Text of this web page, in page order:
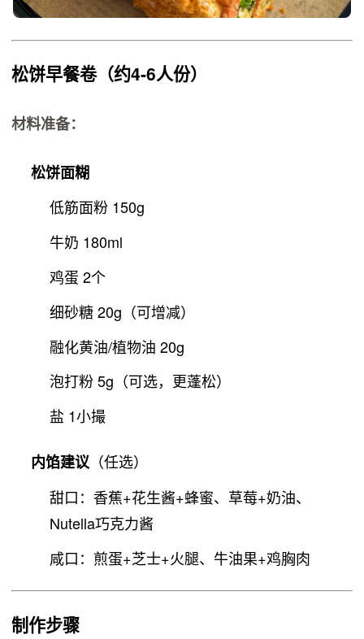
松饼早餐卷（约4-6人份）
材料准备：
松饼面糊
低筋面粉 150g
牛奶 180ml
鸡蛋 2个
细砂糖 20g（可增减）
融化黄油/植物油 20g
泡打粉 5g（可选，更蓬松）
盐 1小撮
内馅建议（任选）
甜口：香蕉+花生酱+蜂蜜、草莓+奶油、
Nutella巧克力酱
咸口：煎蛋+芝士+火腿、牛油果+鸡胸肉
制作步骤